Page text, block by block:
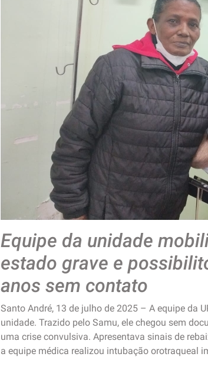
Equipe da unidade
estado grave e
anos sem contato
Santo André, 13 de julho de 2025 – A equipe da
unidade. Trazido pelo Samu, ele chegou sem
uma crise convulsiva. Apresentava sinais de
a equipe médica realizou intubação orotraqueal